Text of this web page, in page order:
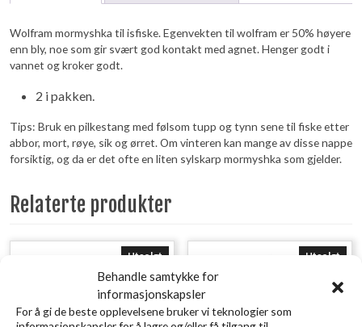
Behandle samtykke for
informasjonskapsler
For å gi de beste opplevelsene bruker vi teknologier som
Wolfram mormyshka til isfiske. Egenvekten til wolfram er 50% høyere
enn bly, noe som gir svært god kontakt med agnet. Henger godt i
vannet og kroker godt.
2 i pakken.
Tips: Bruk en pilkestang med følsom tupp og tynn sene til fiske etter
abbor, mort, røye, sik og ørret. Om vinteren kan mange av disse nappe
forsiktig, og da er det ofte en liten sylskarp mormyshka som gjelder.
Relaterte produkter
Utsolgt Utsolgt